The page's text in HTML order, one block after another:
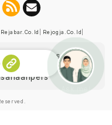
Rejabar.co.id Rejogja.co.id
Dewan Pers
K/XII/2022
Ask me!